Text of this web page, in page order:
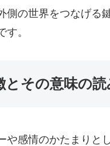
側の世界をつなげる
。
とその意味の
や感情のかたまりと